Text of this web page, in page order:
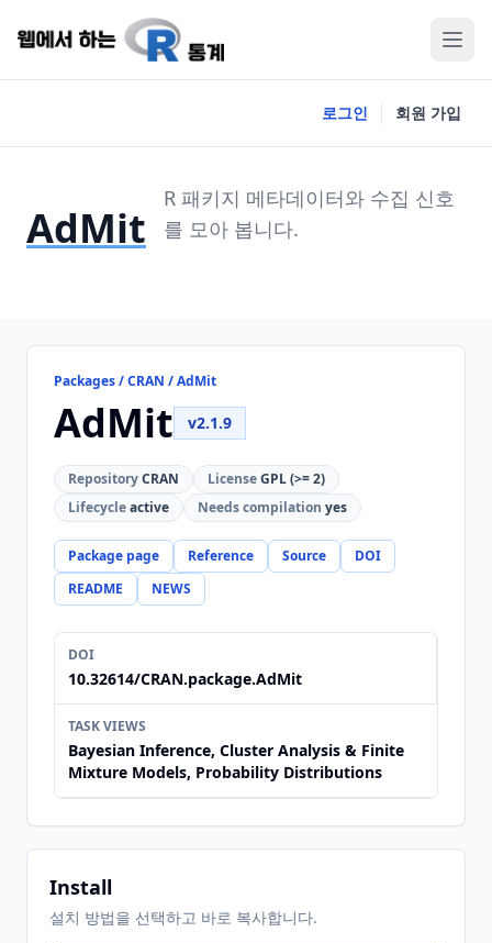
로그인 회원 가입
AdMit
R 패키지 메타데이터와 수집 신호
를 모아 봅니다.
Packages / CRAN / AdMit
AdMit v2.1.9
RepositoryCRAN LicenseGPL (>= 2)
Lifecycleactive Needs compilation yes
Package page Reference Source
DOI
README
NEWS
DOI
10.32614/CRAN.package.AdMit
TASK VIEWS
Bayesian Inference, Cluster Analysis & Finite
Mixture Models, Probability Distributions
Install
설치 방법을 선택하고 바로 복사합니다.